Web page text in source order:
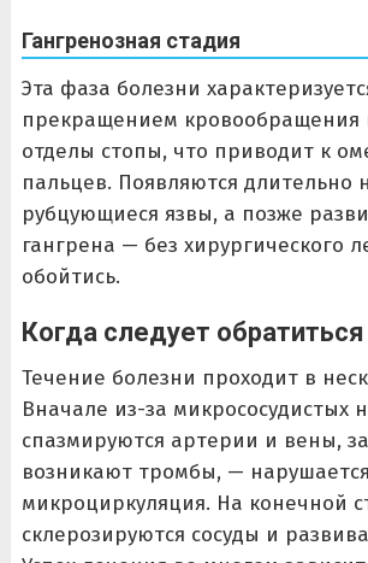
Гангренозная стадия
Эта фаза болезни
прекращением кровообращения
отделы стопы, что приводит к
пальцев. Появляются длительно
рубцующиеся язвы, а позже
гангрена — без хирургического
обойтись.
Когда следует обратиться
Течение болезни проходит в
Вначале из-за микрососудистых
спазмируются артерии и вены,
возникают тромбы, — нарушается
микроциркуляция. На конечной
склерозируются сосуды и